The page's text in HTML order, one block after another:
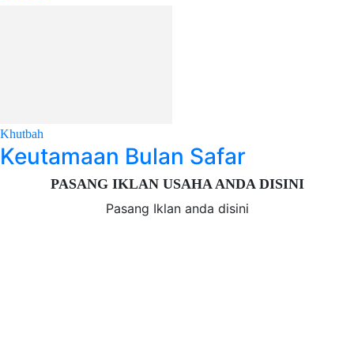
Khutbah
Keutamaan Bulan Safar
PASANG IKLAN USAHA ANDA DISINI
Pasang Iklan anda disini